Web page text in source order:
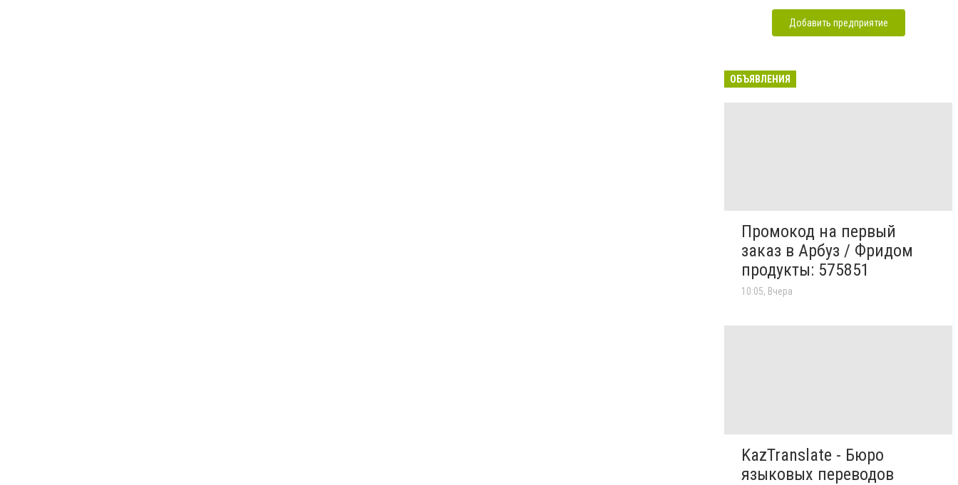
Добавить предприятие
ОБЪЯВЛЕНИЯ
Промокод на первый
заказ в Арбуз / Фридом
продукты: 575851
10:05, Вчера
KazTranslate - Бюро
языковых переводов